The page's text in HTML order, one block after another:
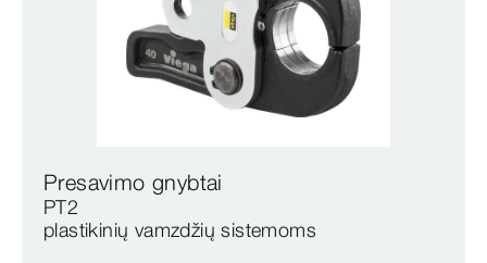
Presavimo gnybtai
PT2
plastikinių vamzdžių sistemoms